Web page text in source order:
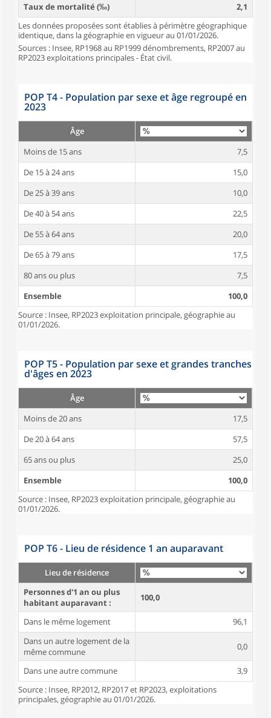
Taux de mortalité (‰)
2,1
Les données proposées sont établies à périmètre géographique
identique, dans la géographie en vigueur au 01/01/2026.
Sources : Insee, RP1968 au RP1999 dénombrements, RP2007 au
RP2023 exploitations principales - État civil.
POP T4 - Population par sexe et âge regroupé en
2023
Âge
Moins de 15 ans
7,5
De 15 à 24 ans
15,0
De 25 à 39 ans
10,0
De 40 à 54 ans
22,5
De 55 à 64 ans
20,0
De 65 à 79 ans
17,5
80 ans ou plus
7,5
Ensemble
100,0
Source : Insee, RP2023 exploitation principale, géographie au
01/01/2026.
POP T5 - Population par sexe et grandes tranches
d'âges en 2023
Âge
Moins de 20 ans
17,5
De 20 à 64 ans
57,5
65 ans ou plus
25,0
Ensemble
100,0
Source : Insee, RP2023 exploitation principale, géographie au
01/01/2026.
POP T6 - Lieu de résidence 1 an auparavant
Lieu de résidence
Personnes d'1 an ou plus
habitant auparavant :
100,0
Dans le même logement
96,1
Dans un autre logement de la
même commune
0,0
Dans une autre commune
3,9
Source : Insee, RP2012, RP2017 et RP2023, exploitations
principales, géographie au 01/01/2026.